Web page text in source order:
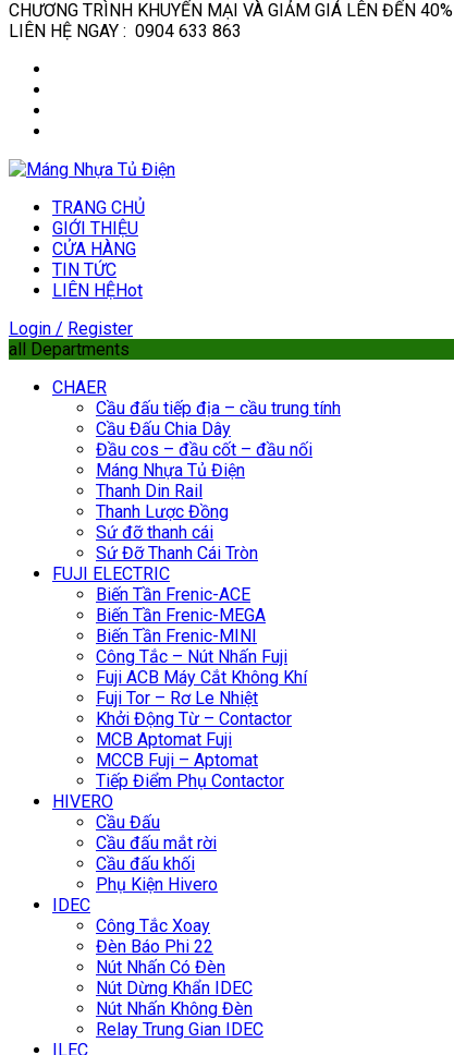
CHƯƠNG TRÌNH KHUYẾN MẠI VÀ GIẢM GIÁ LÊN ĐẾN 40%
LIÊN HỆ NGAY : 0904 633 863
TRANG CHỦ
GIỚI THIỆU
CỬA HÀNG
TIN TỨC
LIÊN HỆHot
Login / Register
all Departments
CHAER
Cầu đấu tiếp địa – cầu trung tính
Cầu Đấu Chia Dây
Đầu cos – đầu cốt – đầu nối
Máng Nhựa Tủ Điện
Thanh Din Rail
Thanh Lược Đồng
Sứ đỡ thanh cái
Sứ Đỡ Thanh Cái Tròn
FUJI ELECTRIC
Biến Tần Frenic-ACE
Biến Tần Frenic-MEGA
Biến Tần Frenic-MINI
Công Tắc – Nút Nhấn Fuji
Fuji ACB Máy Cắt Không Khí
Fuji Tor – Rơ Le Nhiệt
Khởi Động Từ – Contactor
MCB Aptomat Fuji
MCCB Fuji – Aptomat
Tiếp Điểm Phụ Contactor
HIVERO
Cầu Đấu
Cầu đấu mắt rời
Cầu đấu khối
Phụ Kiện Hivero
IDEC
Công Tắc Xoay
Đèn Báo Phi 22
Nút Nhấn Có Đèn
Nút Dừng Khẩn IDEC
Nút Nhấn Không Đèn
Relay Trung Gian IDEC
ILEC